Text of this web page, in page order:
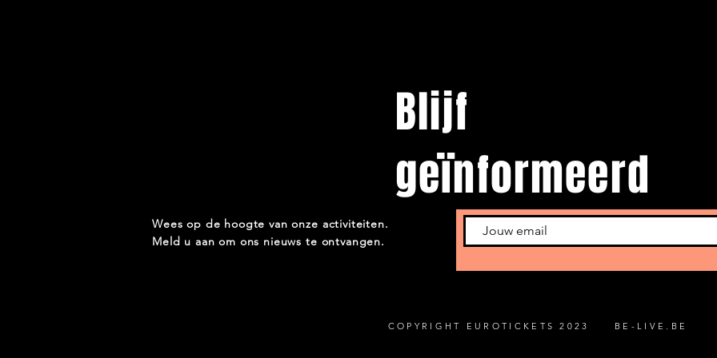
Blijf
geïnformeerd
Wees op de hoogte van onze activiteiten.
Meld u aan om ons nieuws te ontvangen.
COPYRIGHT EUROTICKETS 2023 BE-LIVE.BE